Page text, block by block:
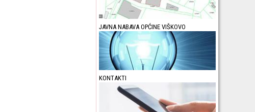
JAVNA NABAVA OPĆINE VIŠKOVO
KONTAKTI